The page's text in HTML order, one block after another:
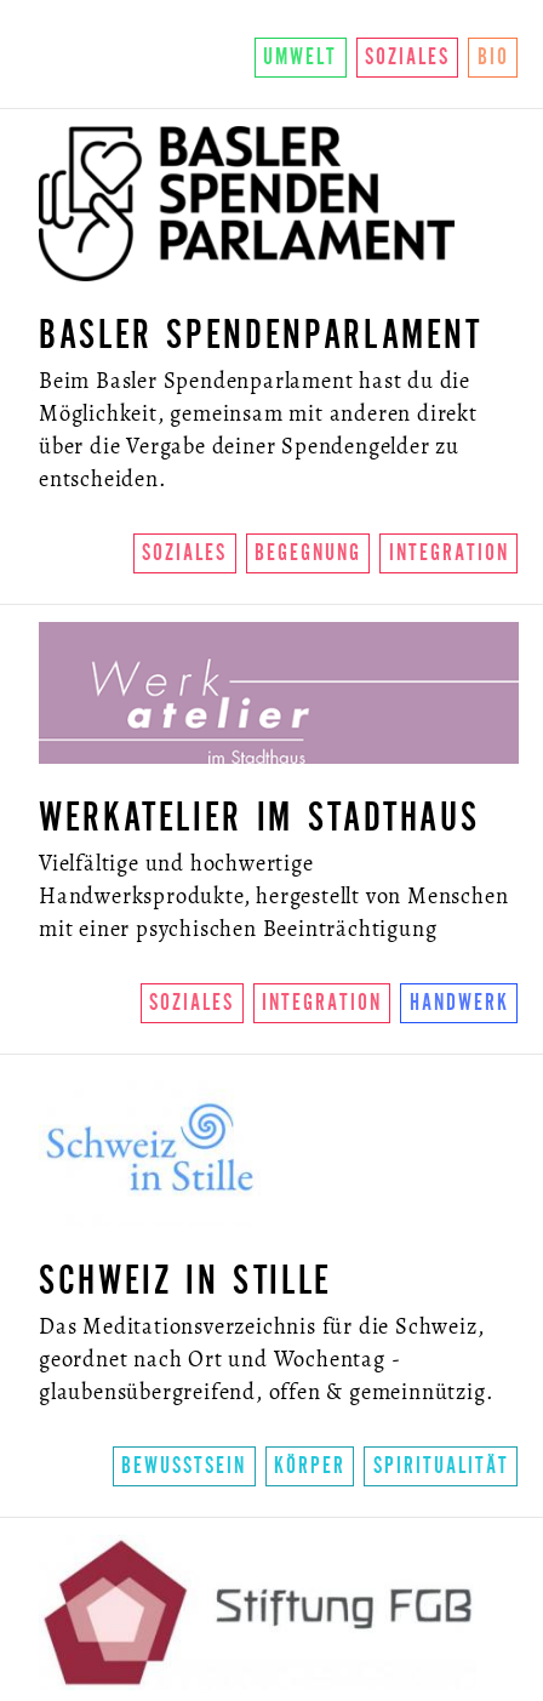
UMWELT SOZIALES BIO
BASLER SPENDENPARLAMENT
Beim Basler Spendenparlament hast du die
Möglichkeit, gemeinsam mit anderen direkt
über die Vergabe deiner Spendengelder zu
entscheiden.
SOZIALES BEGEGNUNG INTEGRATION
WERKATELIER IM STADTHAUS
Vielfältige und hochwertige
Handwerksprodukte, hergestellt von Menschen
mit einer psychischen Beeinträchtigung
SOZIALES INTEGRATION HANDWERK
SCHWEIZ IN STILLE
Das Meditationsverzeichnis für die Schweiz,
geordnet nach Ort und Wochentag -
glaubensübergreifend, offen & gemeinnützig.
BEWUSSTSEIN KÖRPER SPIRITUALITÄT